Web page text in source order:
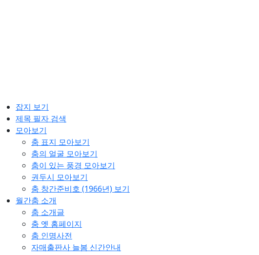
잡지 보기
제목 필자 검색
모아보기
춤 표지 모아보기
춤의 얼굴 모아보기
춤이 있는 풍경 모아보기
권두시 모아보기
춤 창간준비호 (1966년) 보기
월간춤 소개
춤 소개글
춤 옛 홈페이지
춤 인명사전
자매출판사 늘봄 신간안내